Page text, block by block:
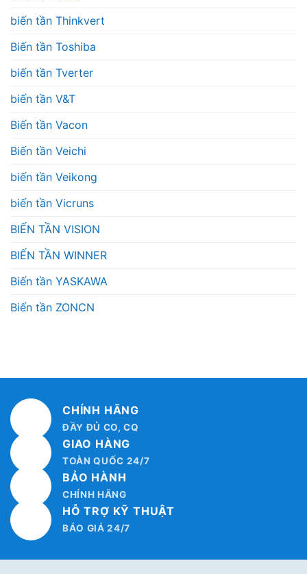
biến tần Thinkvert
Biến tần Toshiba
biến tần Tverter
biến tần V&T
Biến tần Vacon
Biến tần Veichi
biến tần Veikong
biến tần Vicruns
BIẾN TẦN VISION
BIẾN TẦN WINNER
Biến tần YASKAWA
Biến tần ZONCN
CHÍNH HÃNG
ĐẦY ĐỦ CO, CQ
GIAO HÀNG
TOÀN QUỐC 24/7
BẢO HÀNH
CHÍNH HÃNG
HỖ TRỢ KỸ THUẬT
BÁO GIÁ 24/7